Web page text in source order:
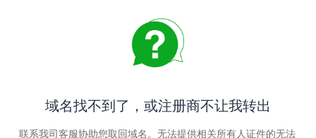
域名找不到了，或注册商不让我转出
联系我司客服协助您取回域名。无法提供相关所有人证件的无法